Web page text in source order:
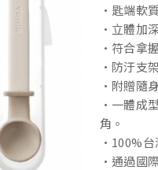
•匙端軟
•立體加
•符合拿
•防汙支
•附贈隨
•一體成
角。
•100%台
•通過國